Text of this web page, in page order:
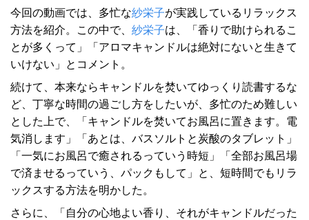
今回の動画では、多忙な紗栄子が実践しているリラックス
方法を紹介。この中で、 紗栄子は、「香りで助けられるこ
とが多くって」「アロマキャンドルは絶対にないと生きて
いけない」とコメント。
続けて、本来ならキャンドルを焚いてゆっくり読書するな
ど、丁寧な時間の過ごし方をしたいが、多忙のため難しい
とした上で、「キャンドルを焚いてお風呂に置きます。電
気消します」「あとは、バスソルトと炭酸のタブレット」
「一気にお風呂で癒されるっていう時短」「全部お風呂場
で済ませるっていう、パックもして」と、短時間でもリラ
ックスする方法を明かした。
さらに、「自分の心地よい香り、それがキャンドルだった